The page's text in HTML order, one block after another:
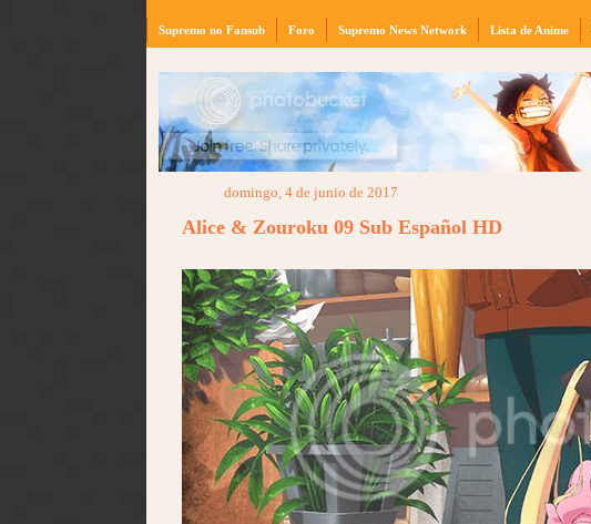
Supremo no Fansub Foro Supremo News Network Lista de Anime
domingo, 4 de junio de 2017
Alice & Zouroku 09 Sub Español HD